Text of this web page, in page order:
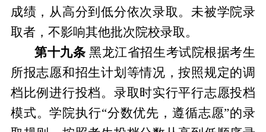
成绩，从高分到低分依次录取。未被学院录
取者，不影响其他批次院校录取。
第十九条 黑龙江省招生考试院根据考生
所报志愿和招生计划等情况，按照规定的调
档比例进行投档。录取时实行平行志愿投档
模式。学院执行“分数优先，遵循志愿”的录